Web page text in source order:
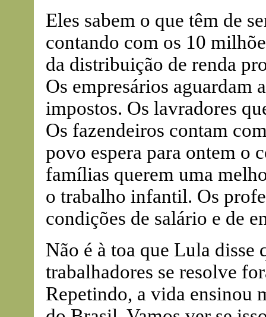
Eles sabem o que têm de
contando com os 10
da distribuição de renda
Os empresários aguardam
impostos. Os lavradores
Os fazendeiros contam
povo espera para ontem o
famílias querem uma
o trabalho infantil. Os
condições de salário e de
Não é à toa que Lula disse
trabalhadores se resolve
Repetindo, a vida ensinou